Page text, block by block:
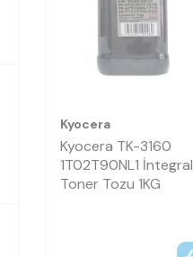
Kyocera
Kyocera TK-3160
1T02T90NL1 İntegral
Toner Tozu 1KG